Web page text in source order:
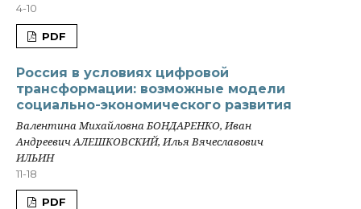
4-10
PDF
Россия в условиях цифровой
трансформации: возможные модели
социально-экономического развития
Валентина Михайловна БОНДАРЕНКО, Иван
Андреевич АЛЕШКОВСКИЙ, Илья Вячеславович
ИЛЬИН
11-18
PDF